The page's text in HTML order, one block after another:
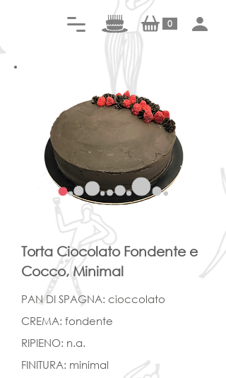
0
Torta Ciocolato Fondente e
Cocco, Minimal
PAN DI SPAGNA: cioccolato
CREMA: fondente
RIPIENO: n.a.
FINITURA: minimal